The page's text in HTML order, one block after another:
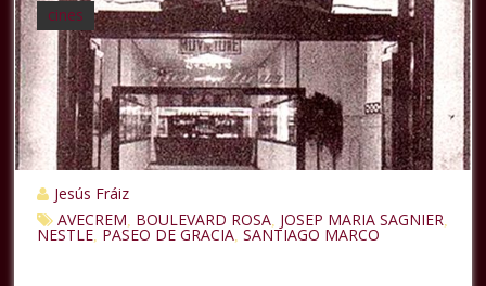
cines
Jesús Fráiz
AVECREM BOULEVARD ROSA JOSEP MARIA SAGNIER
NESTLE PASEO DE GRACIA ,SANTIAGO MARCO